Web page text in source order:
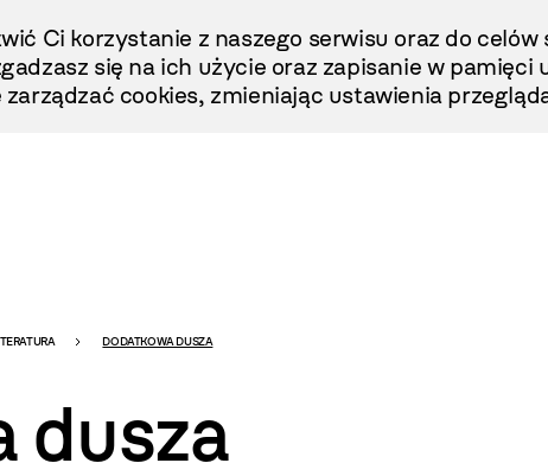
Ci korzystanie z naszego serwisu oraz do
się na ich użycie oraz zapisanie w pamięci
cookies, zmieniając ustawienia
DODATKOWA DUSZA
dusza